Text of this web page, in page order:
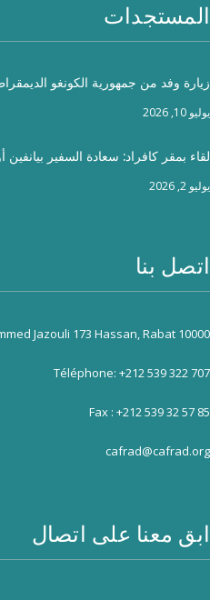
المستجدات
زيارة وفد من جمهورية الكونغو
يوليو 10, 2026
لقاء بمقر كافراد: سعادة السفير
يوليو 2, 2026
اتصل بنا
Jazouli 173 Hassan, Rabat 10000
Téléphone: +212 539 322 707
Fax : +212 539 32 57 85
cafrad@cafrad.org
ابق معنا على اتصال